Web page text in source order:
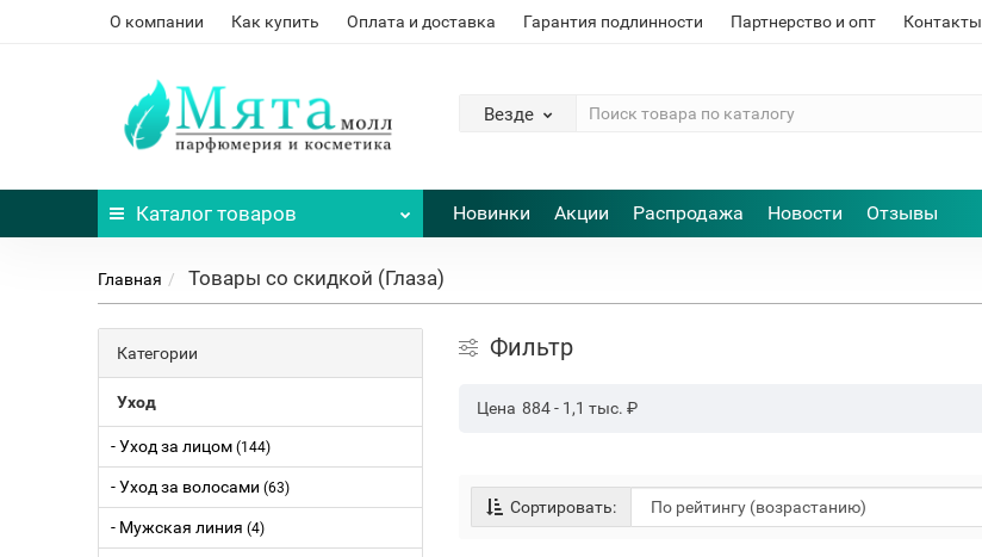
О компании Как купить Оплата и доставка Гарантия подлинности Партнерство и опт Контакты
Везде
Каталог товаров Новинки Акции Распродажа Новости Отзывы
Главная Товары со скидкой (Глаза)
Категории
Уход
- Уход за лицом(144)
- Уход за волосами(63)
- Мужская линия(4)
Фильтр
884- 1,1 тыс. ₽
Цена
Сортировать: